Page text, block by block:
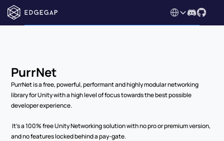
Select Language
PurrNet
PurrNet is a free, powerful, performant and highly modular networking
library for Unity with a high level of focus towards the best possible
developer experience.
and no features locked behind a pay-gate.